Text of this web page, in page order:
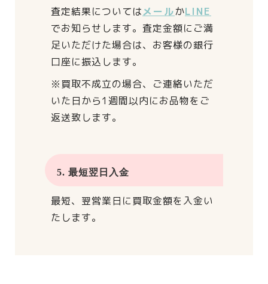
査定結果についてはメールかLINE
でお知らせします。 査定金額にご満
足いただけた場合は、 お客様の銀行
口座に振込します。
※買取不成立の場合、 ご連絡いただ
いた日から1週間以内にお品物をご
返送致します。
5. 最短翌日入金
最短、翌営業日に買取金額を入金い
たします。